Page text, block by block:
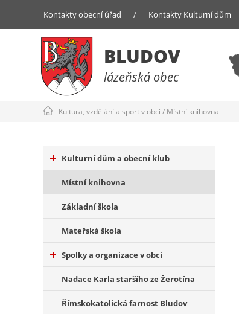
Kontakty obecní úřad / Kontakty Kulturní dům
BLUDOV
lázeňská obec
Kultura, vzdělání a sport v obci / Místní knihovna
Kulturní dům a obecní klub
Místní knihovna
Základní škola
Mateřská škola
Spolky a organizace v obci
Nadace Karla staršího ze Žerotína
Římskokatolická farnost Bludov